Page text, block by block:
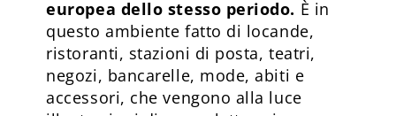
europea dello stesso periodo. È in
questo ambiente fatto di locande,
ristoranti, stazioni di posta, teatri,
negozi, bancarelle, mode, abiti e
accessori, che vengono alla luce